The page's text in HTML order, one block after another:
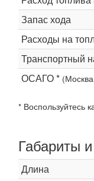
Запас хода
Расходы на
Транспортный
ОСАГО *
* Воспользуйтесь
Габариты
Длина